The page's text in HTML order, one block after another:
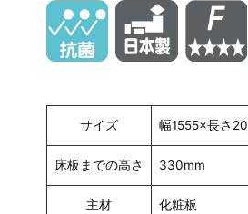
サイズ 幅1555×長さ
床板までの高さ 330mm
主材 化粧板